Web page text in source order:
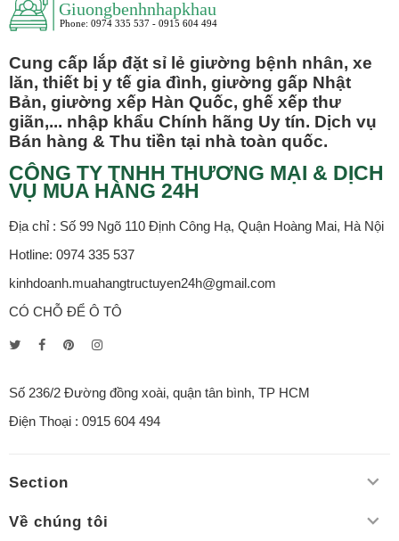
Cung cấp lắp đặt sỉ lẻ giường bệnh nhân, xe
lăn, thiết bị y tế gia đình, giường gấp Nhật
Bản, giường xếp Hàn Quốc, ghế xếp thư
giãn,... nhập khẩu Chính hãng Uy tín. Dịch vụ
Bán hàng & Thu tiền tại nhà toàn quốc.
CÔNG TY TNHH THƯƠNG MẠI & DỊCH
VỤ MUA HÀNG 24H
Địa chỉ : Số 99 Ngõ 110 Định Công Hạ, Quận Hoàng Mai, Hà Nội
Hotline: 0974 335 537
kinhdoanh.muahangtructuyen24h@gmail.com
CÓ CHỖ ĐỂ Ô TÔ
Số 236/2 Đường đồng xoài, quận tân bình, TP HCM
Điện Thoại : 0915 604 494
Section
Về chúng tôi